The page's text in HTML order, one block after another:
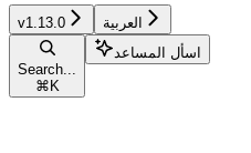
v1.13.0 العربية
Search...
⌘ K
اسأل المساعد